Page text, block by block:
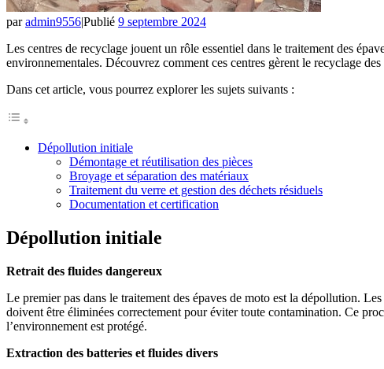
paradmin9556|Publié 9 septembre 2024
Les centres de recyclage jouent un rôle essentiel dans le traitement des
environnementales. Découvrez comment ces centres gèrent le recyclage
Dans cet article, vous pourrez explorer les sujets suivants :
Dépollution initiale
Démontage et réutilisation des pièces
Broyage et séparation des matériaux
Traitement du verre et gestion des déchets résiduels
Documentation et certification
Dépollution initiale
Retrait des fluides dangereux
Le premier pas dans le traitement des épaves de moto est la dépollution.
doivent être éliminées correctement pour éviter toute contamination. Ce
l’environnement est protégé.
Extraction des batteries et fluides divers